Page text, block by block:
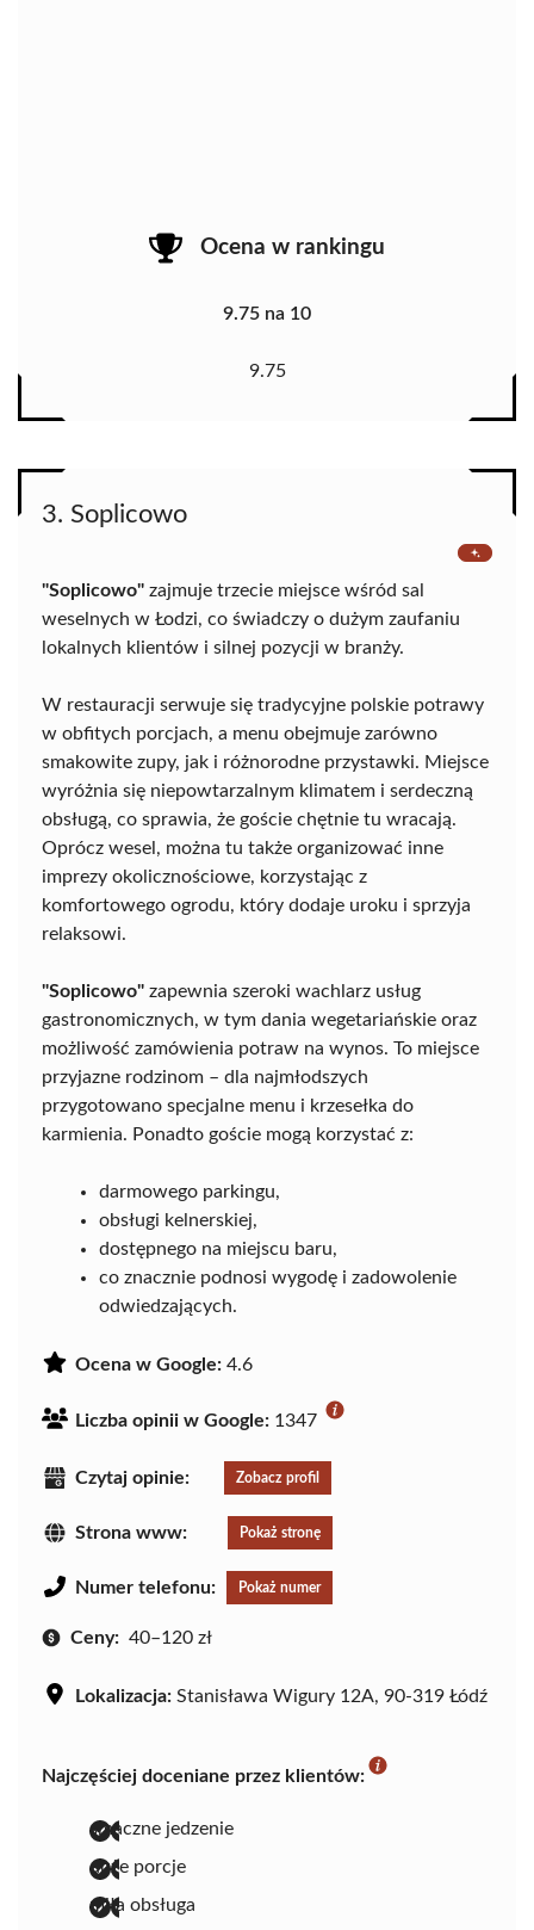
Ocena w rankingu
9.75 na 10
9.75
3. Soplicowo
"Soplicowo" zajmuje trzecie miejsce wśród sal
weselnych w Łodzi, co świadczy o dużym zaufaniu
lokalnych klientów i silnej pozycji w branży.
W restauracji serwuje się tradycyjne polskie potrawy
w obfitych porcjach, a menu obejmuje zarówno
smakowite zupy, jak i różnorodne przystawki. Miejsce
wyróżnia się niepowtarzalnym klimatem i serdeczną
obsługą, co sprawia, że goście chętnie tu wracają.
Oprócz wesel, można tu także organizować inne
imprezy okolicznościowe, korzystając z
komfortowego ogrodu, który dodaje uroku i sprzyja
relaksowi.
"Soplicowo" zapewnia szeroki wachlarz usług
gastronomicznych, w tym dania wegetariańskie oraz
możliwość zamówienia potraw na wynos. To miejsce
przyjazne rodzinom – dla najmłodszych
przygotowano specjalne menu i krzesełka do
karmienia. Ponadto goście mogą korzystać z:
darmowego parkingu,
obsługi kelnerskiej,
dostępnego na miejscu baru,
co znacznie podnosi wygodę i zadowolenie
odwiedzających.
Ocena w Google: 4.6
Liczba opinii w Google: 1347
Czytaj opinie: Zobacz profil
Strona www: Pokaż stronę
Numer telefonu: Pokaż numer
Ceny: 40–120 zł
Lokalizacja: Stanisława Wigury 12A, 90-319 Łódź
Najczęściej doceniane przez klientów:
smaczne jedzenie
duże porcje
miła obsługa